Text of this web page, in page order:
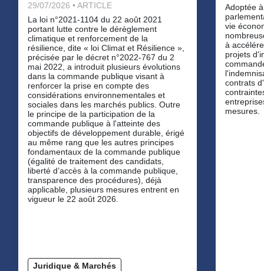
29/07/2026 • ARTICLE
La loi n°2021-1104 du 22 août 2021
portant lutte contre le dérèglement
climatique et renforcement de la
résilience, dite « loi Climat et Résilience »,
précisée par le décret n°2022-767 du 2
mai 2022, a introduit plusieurs évolutions
dans la commande publique visant à
renforcer la prise en compte des
considérations environnementales et
sociales dans les marchés publics. Outre
le principe de la participation de la
commande publique à l'atteinte des
objectifs de développement durable, érigé
au même rang que les autres principes
fondamentaux de la commande publique
(égalité de traitement des candidats,
liberté d’accès à la commande publique,
transparence des procédures), déjà
applicable, plusieurs mesures entrent en
vigueur le 22 août 2026.
Juridique & Marchés
Adoptée
vie
à
projets
contrats
mesures.